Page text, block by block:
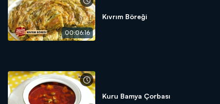
00:06:16
Kıvrım Böreği
Kuru Bamya Çorbası